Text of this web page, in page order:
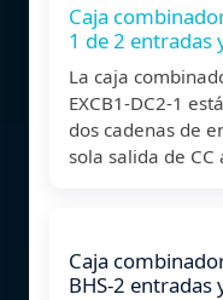
Caja
1 de 2 entradas
La caja
EXCB1-DC2-1
dos cadenas de
sola salida de
Caja
BHS-2 entradas